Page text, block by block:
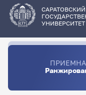
основному
содержанию
САРАТОВСКИЙ
УНИВЕРСИТЕТ